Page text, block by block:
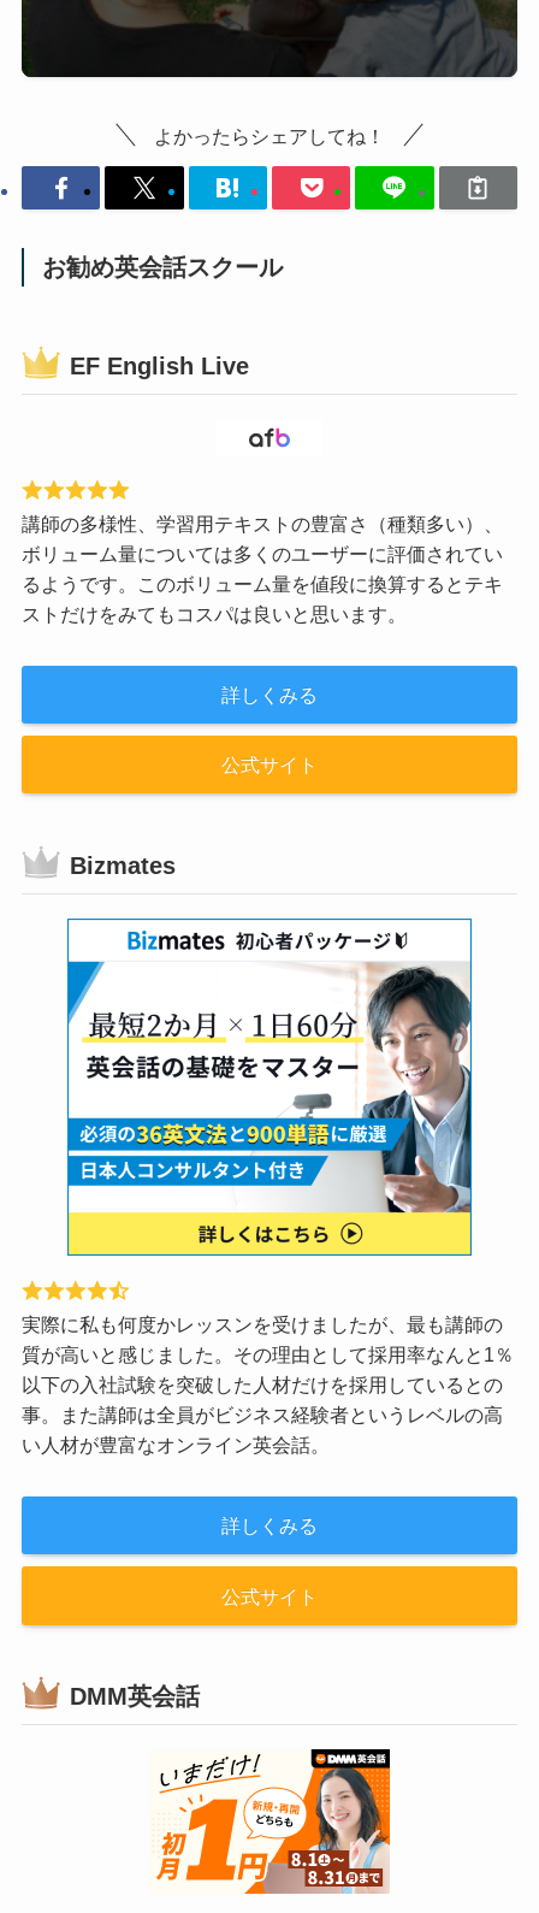
よかったらシェアしてね！
お勧め英会話スクール
EF English Live
講師の多様性、学習用テキストの豊富さ（種類多い）、
ボリューム量については多くのユーザーに評価されてい
るようです。このボリューム量を値段に換算するとテキ
ストだけをみてもコスパは良いと思います。
詳しくみる
公式サイト
Bizmates
実際に私も何度かレッスンを受けましたが、最も講師の
質が高いと感じました。その理由として採用率なんと1％
以下の入社試験を突破した人材だけを採用しているとの
事。また講師は全員がビジネス経験者というレベルの高
い人材が豊富なオンライン英会話。
詳しくみる
公式サイト
DMM英会話